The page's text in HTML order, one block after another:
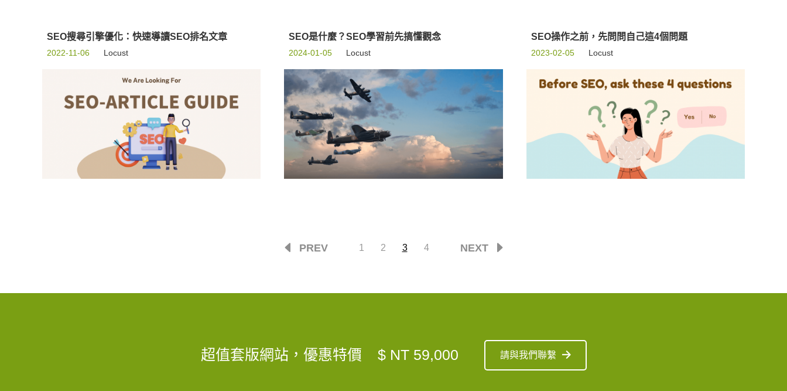
SEO搜尋引擎優化：快速導讀SEO排名文章
2022-11-06 Locust
SEO是什麼？SEO學習前先搞懂觀念
2024-01-05 Locust
SEO操作之前，先問問自己這4個問題
2023-02-05 Locust
1 2 3 4
PREV NEXT
超值套版網站，優惠特價 $ NT 59,000 請與我們聯繫